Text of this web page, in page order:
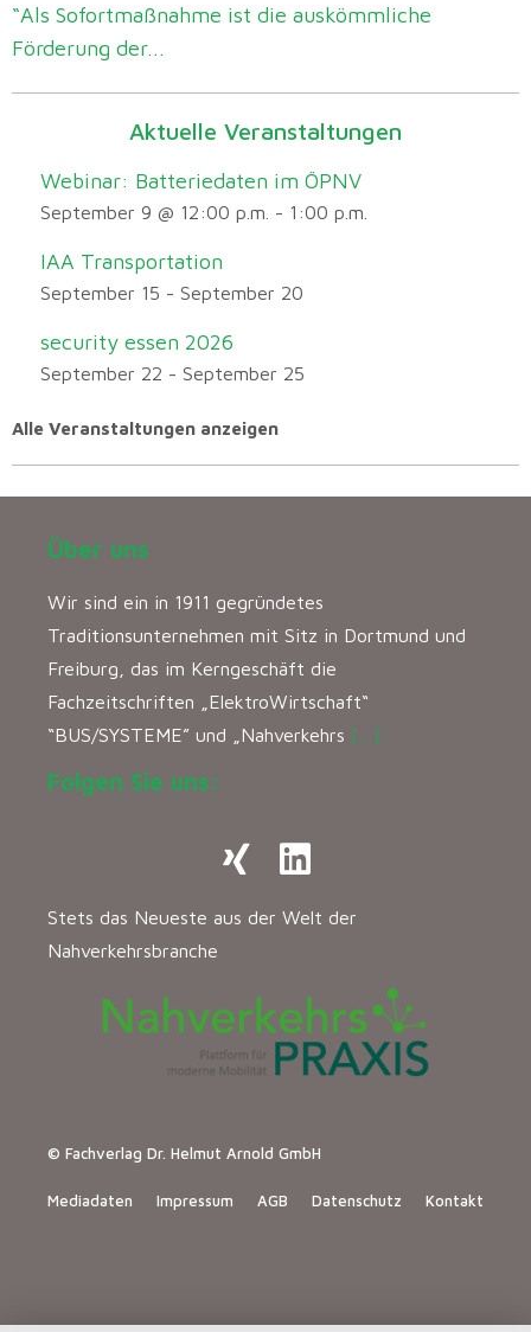
“Als Sofortmaßnahme ist die auskömmliche
Förderung der...
Aktuelle Veranstaltungen
Webinar: Batteriedaten im ÖPNV
September 9 @ 12:00 p.m. - 1:00 p.m.
IAA Transportation
September 15 - September 20
security essen 2026
September 22 - September 25
Alle Veranstaltungen anzeigen
Über uns
Wir sind ein in 1911 gegründetes
Traditionsunternehmen mit Sitz in Dortmund und
Freiburg, das im Kerngeschäft die
Fachzeitschriften „ElektroWirtschaft“
“BUS/SYSTEME” und „Nahverkehrs […]
Folgen Sie uns:
Stets das Neueste aus der Welt der
Nahverkehrsbranche
© Fachverlag Dr. Helmut Arnold GmbH
Mediadaten Impressum AGB Datenschutz Kontakt